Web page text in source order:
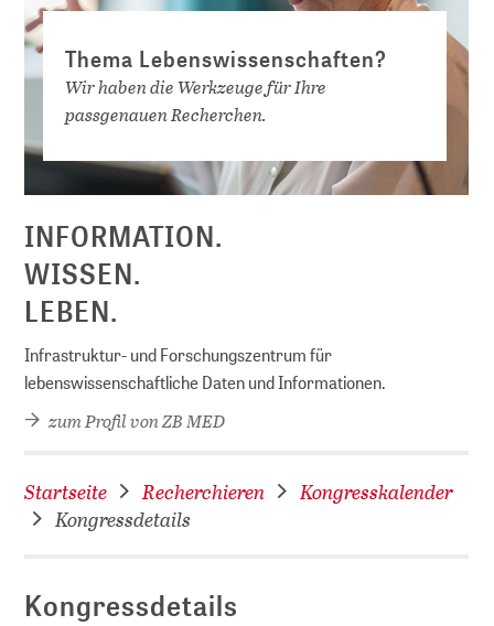
Thema Lebenswissenschaften?
Wir haben die Werkzeuge für Ihre
passgenauen Recherchen.
INFORMATION.
WISSEN.
LEBEN.
Infrastruktur- und Forschungszentrum für
lebenswissenschaftliche Daten und Informationen.
zum Profil von ZB MED
Startseite Recherchieren
Kongresskalender
Kongressdetails
Kongressdetails